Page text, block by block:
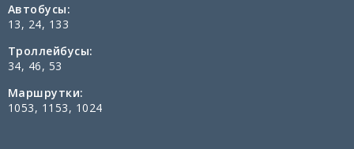
Автобусы:
13, 24, 133
Троллейбусы:
34, 46, 53
Маршрутки:
1053, 1153, 1024